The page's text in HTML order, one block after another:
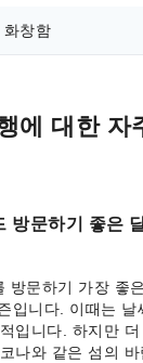
화창함
에 대한 자
방문하기 좋은
방문하기 가장 좋
입니다. 이때는 날
입니다. 하지만
나와 같은 섬의